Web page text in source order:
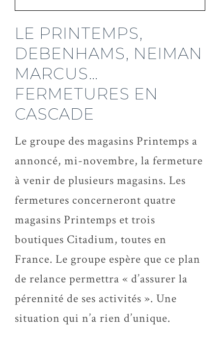
LE PRINTEMPS,
DEBENHAMS, NEIMAN
MARCUS…
FERMETURES EN
CASCADE
Le groupe des magasins Printemps a
annoncé, mi-novembre, la fermeture
à venir de plusieurs magasins. Les
fermetures concerneront quatre
magasins Printemps et trois
boutiques Citadium, toutes en
France. Le groupe espère que ce plan
de relance permettra « d’assurer la
pérennité de ses activités ». Une
situation qui n’a rien d’unique.